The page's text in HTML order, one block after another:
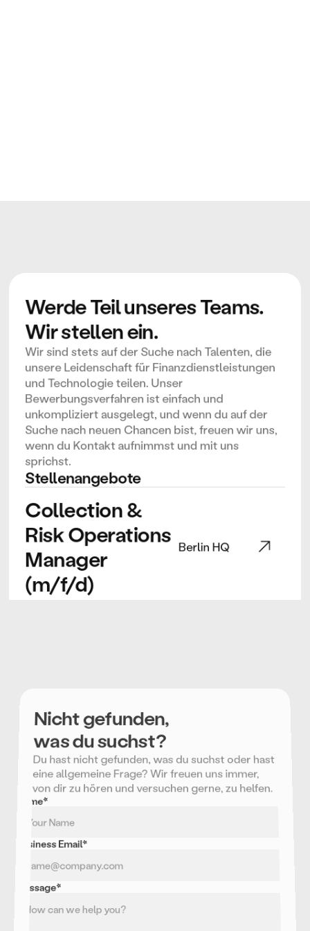
Werde Teil unseres Teams.
Wir stellen ein.
Wir sind stets auf der Suche nach Talenten, die
unsere Leidenschaft für Finanzdienstleistungen
und Technologie teilen. Unser
Bewerbungsverfahren ist einfach und
unkompliziert ausgelegt, und wenn du auf der
Suche nach neuen Chancen bist, freuen wir uns,
wenn du Kontakt aufnimmst und mit uns
sprichst.
Stellenangebote
Collection &
Risk Operations
Manager
(m/f/d)
Berlin HQ
Nicht gefunden,
was du suchst?
Du hast nicht gefunden, was du suchst oder hast
eine allgemeine Frage? Wir freuen uns immer,
von dir zu hören und versuchen gerne, zu helfen.
Name*
Business Email*
Message*